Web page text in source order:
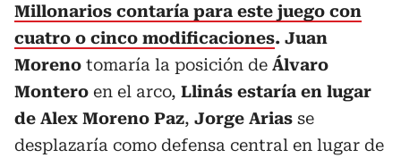
Millonarios contaría para este juego con
cuatro o cinco modificaciones. Juan
Moreno tomaría la posición de Álvaro
Montero en el arco, Llinás estaría en lugar
de Alex Moreno Paz, Jorge Arias se
desplazaría como defensa central en lugar de